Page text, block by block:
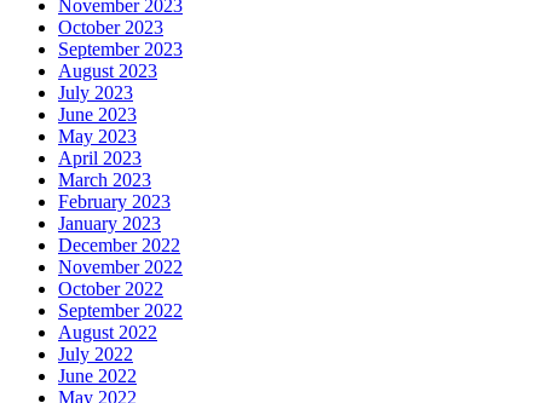
November 2023
October 2023
September 2023
August 2023
July 2023
June 2023
May 2023
April 2023
March 2023
February 2023
January 2023
December 2022
November 2022
October 2022
September 2022
August 2022
July 2022
June 2022
May 2022